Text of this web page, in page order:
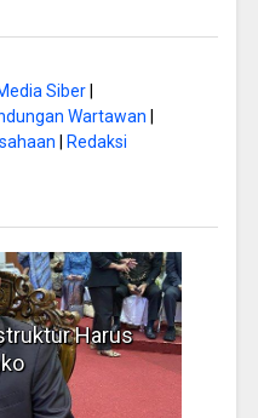
Siber|
Wartawan
Redaksi
Harus